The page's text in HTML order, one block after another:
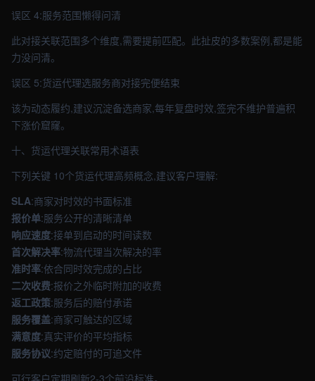
误区 4:服务范围懒得问清
此对接关联范围多个维度,需要提前匹配。此扯皮的多数案例,都是能
力没问清。
误区 5:货运代理选服务商对接完便结束
该为动态履约,建议沉淀备选商家,每年复盘时效,签完不维护普遍积
下涨价窟窿。
十、货运代理关联常用术语表
下列关键 10个货运代理高频概念,建议客户理解:
SLA:商家对时效的书面标准
报价单:服务公开的清晰清单
响应速度:接单到启动的时间读数
首次解决率:物流代理当次解决的率
准时率:依合同时效完成的占比
二次收费:报价之外临时附加的收费
返工政策:服务后的赔付承诺
服务覆盖:商家可触达的区域
满意度:真实评价的平均指标
服务协议:约定赔付的可追文件
可行客户定期刷新2-3个前沿标准。